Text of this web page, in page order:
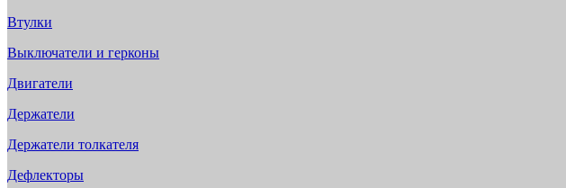
Втулки
Выключатели и герконы
Двигатели
Держатели
Держатели толкателя
Дефлекторы